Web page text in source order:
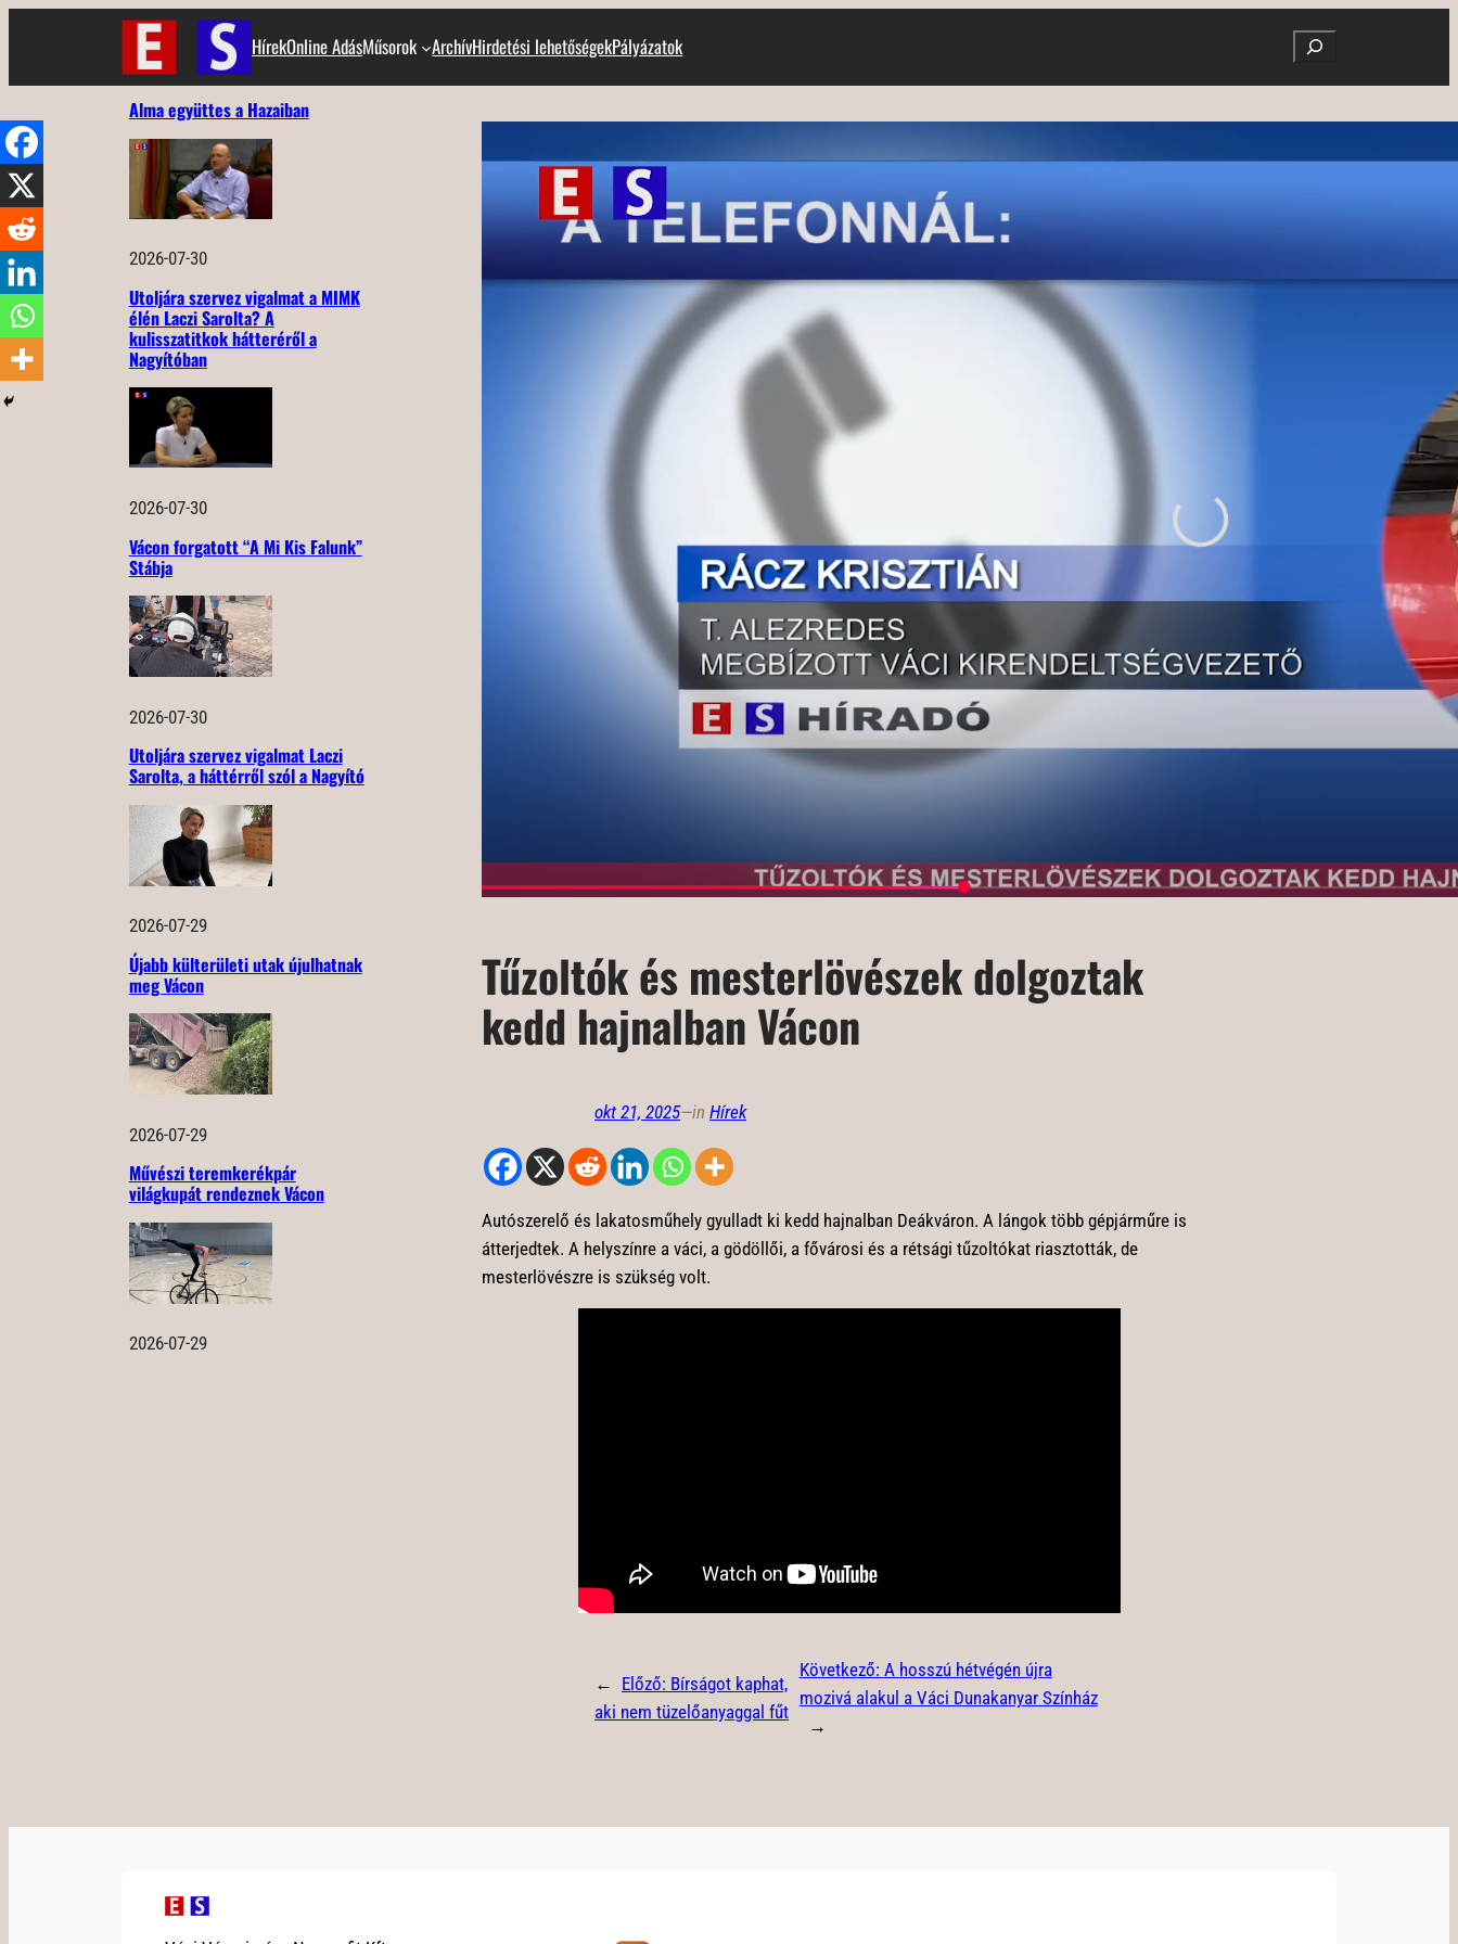
HírekOnline AdásMűsorok ArchívHirdetési lehetőségekPályázatok Search
Alma együttes a Hazaiban
2026-07-30
Utoljára szervez vigalmat a MIMK
élén Laczi Sarolta? A
kulisszatitkok hátteréről a
Nagyítóban
2026-07-30
Vácon forgatott “A Mi Kis Falunk”
Stábja
2026-07-30
Utoljára szervez vigalmat Laczi
Sarolta, a háttérről szól a Nagyító
2026-07-29
Újabb külterületi utak újulhatnak
meg Vácon
2026-07-29
Művészi teremkerékpár
világkupát rendeznek Vácon
2026-07-29
Tűzoltók és mesterlövészek dolgoztak
kedd hajnalban Vácon
okt 21, 2025—in Hírek
Autószerelő és lakatosműhely gyulladt ki kedd hajnalban Deákváron. A lángok több gépjárműre is
átterjedtek. A helyszínre a váci, a gödöllői, a fővárosi és a rétsági tűzoltókat riasztották, de
mesterlövészre is szükség volt.
← Előző: Bírságot kaphat,
aki nem tüzelőanyaggal fűt
Következő: A hosszú hétvégén újra
mozivá alakul a Váci Dunakanyar Színház
→